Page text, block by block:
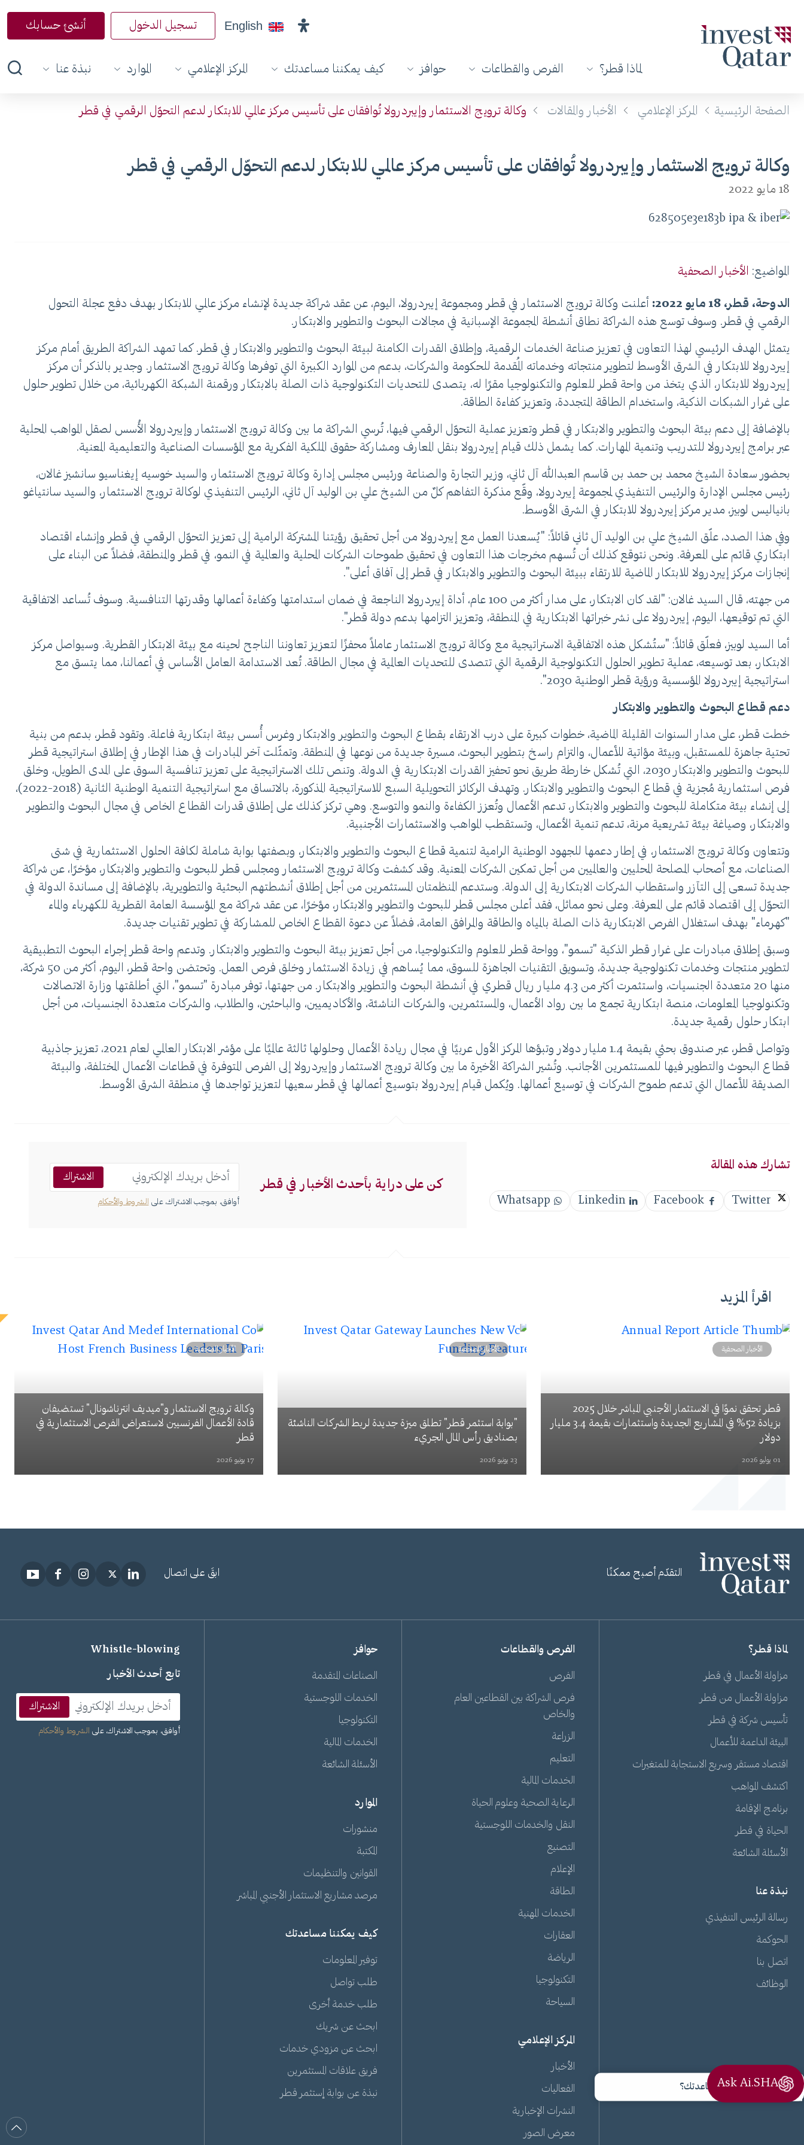
English تسجيل الدخول أنشئ حسابك
لماذا قطر؟ الفرص والقطاعات حوافز كيف يمكننا مساعدتك المركز الإعلامي الموارد نبذة عنا
الصفحة الرئيسية المركز الإعلامي الأخبار والمقالات وكالة ترويج الاستثمار وإيبردرولا تُوافقان على تأسيس مركز عالمي للابتكار لدعم التحوّل الرقمي في قطر
وكالة ترويج الاستثمار وإيبردرولا تُوافقان على تأسيس مركز عالمي للابتكار لدعم التحوّل الرقمي في قطر
18 مايو 2022
المواضيع: الأخبار الصحفية
الدوحة، قطر، 18 مايو 2022:
أعلنت وكالة ترويج الاستثمار في قطر ومجموعة إيبردرولا، اليوم، عن عقد شراكة جديدة لإنشاء مركز عالمي للابتكار بهدف دفع عجلة التحول
الرقمي في قطر. وسوف توسع هذه الشراكة نطاق أنشطة المجموعة الإسبانية في مجالات البحوث والتطوير والابتكار.
يتمثل الهدف الرئيسي لهذا التعاون في تعزيز صناعة الخدمات الرقمية، وإطلاق القدرات الكامنة لبيئة البحوث والتطوير والابتكار في قطر. كما تمهد الشراكة الطريق أمام مركز
إيبردرولا للابتكار في الشرق الأوسط لتطوير منتجاته وخدماته المُقدمة للحكومة والشركات، بدعم من الموارد الكبيرة التي توفرها وكالة ترويج الاستثمار. وجدير بالذكر أن مركز
إيبردرولا للابتكار، الذي يتخذ من واحة قطر للعلوم والتكنولوجيا مقرًا له، يتصدى للتحديات التكنولوجية ذات الصلة بالابتكار ورقمنة الشبكة الكهربائية، من خلال تطوير حلول
على غرار الشبكات الذكية، واستخدام الطاقة المتجددة، وتعزيز كفاءة الطاقة.
بالإضافة إلى دعم بيئة البحوث والتطوير والابتكار في قطر وتعزيز عملية التحوّل الرقمي فيها، تُرسي الشراكة ما بين وكالة ترويج الاستثمار وإيبردرولا الأُسس لصقل المواهب المحلية
عبر برامج إيبردرولا للتدريب وتنمية المهارات. كما يشمل ذلك قيام إيبردرولا بنقل المعارف ومشاركة حقوق الملكية الفكرية مع المؤسسات الصناعية والتعليمية المعنية.
بحضور سعادة الشيخ محمد بن حمد بن قاسم العبدالله آل ثاني، وزير التجارة والصناعة ورئيس مجلس إدارة وكالة ترويج الاستثمار، والسيد خوسيه إيغناسيو سانشيز غالان،
رئيس مجلس الإدارة والرئيس التنفيذي لمجموعة إيبردرولا، وقّع مذكرة التفاهم كلٌ من الشيخ علي بن الوليد آل ثاني، الرئيس التنفيذي لوكالة ترويج الاستثمار، والسيد سانتياغو
بانياليس لوبيز، مدير مركز إيبردرولا للابتكار في الشرق الأوسط.
وفي هذا الصدد، علّق الشيخ علي بن الوليد آل ثاني قائلاً: "يُسعدنا العمل مع إيبردرولا من أجل تحقيق رؤيتنا المشتركة الرامية إلى تعزيز التحوّل الرقمي في قطر وإنشاء اقتصاد
ابتكاري قائم على المعرفة. ونحن نتوقع كذلك أن تُسهم مخرجات هذا التعاون في تحقيق طموحات الشركات المحلية والعالمية في النمو، في قطر والمنطقة، فضلاً عن البناء على
إنجازات مركز إيبردرولا للابتكار الماضية للارتقاء ببيئة البحوث والتطوير والابتكار في قطر إلى آفاق أعلى".
من جهته، قال السيد غالان: "لقد كان الابتكار، على مدار أكثر من 100 عام، أداة إيبردرولا الناجعة في ضمان استدامتها وكفاءة أعمالها وقدرتها التنافسية. وسوف تُساعد الاتفاقية
التي تم توقيعها، اليوم، إيبردرولا على نشر خبراتها الابتكارية في المنطقة، وتعزيز التزامها بدعم دولة قطر".
أما السيد لوبيز، فعلّق قائلاً: "ستُشكل هذه الاتفاقية الاستراتيجية مع وكالة ترويج الاستثمار عاملاً محفزًا لتعزيز تعاوننا الناجح لحينه مع بيئة الابتكار القطرية. وسيواصل مركز
الابتكار، بعد توسيعه، عملية تطوير الحلول التكنولوجية الرقمية التي تتصدى للتحديات العالمية في مجال الطاقة. تُعد الاستدامة العامل الأساس في أعمالنا، مما يتسق مع
استراتيجية إيبردرولا المؤسسية ورؤية قطر الوطنية 2030".
دعم قطاع البحوث والتطوير والابتكار
خطت قطر، على مدار السنوات القليلة الماضية، خطوات كبيرة على درب الارتقاء بقطاع البحوث والتطوير والابتكار وغرس أُسس بيئة ابتكارية فاعلة. وتقود قطر، بدعم من بنية
تحتية جاهزة للمستقبل، وبيئة مؤاتية للأعمال، والتزام راسخ بتطوير البحوث، مسيرة جديدة من نوعها في المنطقة. وتمثّلت آخر المبادرات في هذا الإطار في إطلاق استراتيجية قطر
للبحوث والتطوير والابتكار 2030، التي تُشكل خارطة طريق نحو تحفيز القدرات الابتكارية في الدولة. وتنص تلك الاستراتيجية على تعزيز تنافسية السوق على المدى الطويل، وخلق
فرص استثمارية مُجزية في قطاع البحوث والتطوير والابتكار. وتهدف الركائز التحويلية السبع للاستراتيجية المذكورة، بالاتساق مع استراتيجية التنمية الوطنية الثانية (2018-2022)،
إلى إنشاء بيئة متكاملة للبحوث والتطوير والابتكار، تدعم الأعمال وتُعزز الكفاءة والنمو والتوسع. وهي تركز كذلك على إطلاق قدرات القطاع الخاص في مجال البحوث والتطوير
والابتكار، وصياغة بيئة تشريعية مرنة، تدعم تنمية الأعمال، وتستقطب المواهب والاستثمارات الأجنبية.
وتتعاون وكالة ترويج الاستثمار، في إطار دعمها للجهود الوطنية الرامية لتنمية قطاع البحوث والتطوير والابتكار، وبصفتها بوابة شاملة لكافة الحلول الاستثمارية في شتى
الصناعات، مع أصحاب المصلحة المحليين والعالميين من أجل تمكين الشركات المعنية. وقد كشفت وكالة ترويج الاستثمار ومجلس قطر للبحوث والتطوير والابتكار، مؤخرًا، عن شراكة
جديدة تسعى إلى التآزر واستقطاب الشركات الابتكارية إلى الدولة. وستدعم المنظمتان المستثمرين من أجل إطلاق أنشطتهم البحثية والتطويرية، بالإضافة إلى مساندة الدولة في
التحوّل إلى اقتصاد قائم على المعرفة. وعلى نحو مماثل، فقد أعلن مجلس قطر للبحوث والتطوير والابتكار، مؤخرًا، عن عقد شراكة مع المؤسسة العامة القطرية للكهرباء والماء
"كهرماء" بهدف استغلال الفرص الابتكارية ذات الصلة بالمياه والطاقة والمرافق العامة، فضلاً عن دعوة القطاع الخاص للمشاركة في تطوير تقنيات جديدة.
وسبق إطلاق مبادرات على غرار قطر الذكية "تسمو"، وواحة قطر للعلوم والتكنولوجيا، من أجل تعزيز بيئة البحوث والتطوير والابتكار. وتدعم واحة قطر إجراء البحوث التطبيقية
لتطوير منتجات وخدمات تكنولوجية جديدة، وتسويق التقنيات الجاهزة للسوق، مما يُساهم في زيادة الاستثمار وخلق فرص العمل. وتحتضن واحة قطر، اليوم، أكثر من 50 شركة،
منها 20 متعددة الجنسيات، واستثمرت أكثر من 4.3 مليار ريال قطري في أنشطة البحوث والتطوير والابتكار. من جهتها، توفر مبادرة "تسمو"، التي أطلقتها وزارة الاتصالات
وتكنولوجيا المعلومات، منصة ابتكارية تجمع ما بين رواد الأعمال، والمستثمرين، والشركات الناشئة، والأكاديميين، والباحثين، والطلاب، والشركات متعددة الجنسيات، من أجل
ابتكار حلول رقمية جديدة.
وتواصل قطر، عبر صندوق بحثي بقيمة 1.4 مليار دولار وتبؤها المركز الأول عربيًا في مجال ريادة الأعمال وحلولها ثالثة عالميًا على مؤشر الابتكار العالمي لعام 2021، تعزيز جاذبية
قطاع البحوث والتطوير فيها للمستثمرين الأجانب. وتُشير الشراكة الأخيرة ما بين وكالة ترويج الاستثمار وإيبردرولا إلى الفرص المتوفرة في قطاعات الأعمال المختلفة، والبيئة
الصديقة للأعمال التي تدعم طموح الشركات في توسيع أعمالها. ويُكمل قيام إيبردرولا بتوسيع أعمالها في قطر سعيها لتعزيز تواجدها في منطقة الشرق الأوسط.
تشارك هذه المقالة
Twitter
Facebook
Linkedin
Whatsapp
كن على دراية بأحدث الأخبار في قطر
الاشتراك
أوافق، بموجب الاشتراك، على الشروط والأحكام
اقرأ المزيد
الأخبار الصحفية
قطر تحقق نموًا في الاستثمار الأجنبي المباشر خلال 2025
بزيادة 52% في المشاريع الجديدة واستثمارات بقيمة 3.4 مليار
دولار
01 يوليو 2026
الأخبار الصحفية
"بوابة استثمر قطر" تطلق ميزة جديدة لربط الشركات الناشئة
بصناديق رأس المال الجريء
23 يونيو 2026
الأخبار الصحفية
وكالة ترويج الاستثمار و"ميديف انترناشونال" تستضيفان
قادة الأعمال الفرنسيين لاستعراض الفرص الاستثمارية في
قطر
17 يونيو 2026
مرحبًا، كيف يمكنني مساعدتك؟
Ask Ai.SHA
التقدّم أصبح ممكنًا ابقَ على اتصال
لماذا قطر؟
مزاولة الأعمال في قطر
مزاولة الأعمال من قطر
تأسيس شركة في قطر
البيئة الداعمة للأعمال
اقتصاد مستقر وسريع الاستجابة للمتغيرات
اكتشف المواهب
برنامج الإقامة
الحياة في قطر
الأسئلة الشائعة
نبذة عنا
رسالة الرئيس التنفيذي
الحوكمة
اتصل بنا
الوظائف
الفرص والقطاعات
الفرص
فرص الشراكة بين القطاعين العام
والخاص
الزراعة
التعليم
الخدمات المالية
الرعاية الصحية وعلوم الحياة
النقل والخدمات اللوجستية
التصنيع
الإعلام
الطاقة
الخدمات المهنية
العقارات
الرياضة
التكنولوجيا
السياحة
المركز الإعلامي
الأخبار
الفعاليات
النشرات الإخبارية
معرض الصور
حوافز
الصناعات المتقدمة
الخدمات اللوجستية
التكنولوجيا
الخدمات المالية
الأسئلة الشائعة
الموارد
منشورات
المكتبة
القوانين والتنظيمات
مرصد مشاريع الاستثمار الأجنبي المباشر
كيف يمكننا مساعدتك
توفير المعلومات
طلب تواصل
طلب خدمة أخرى
ابحث عن شريك
ابحث عن مزودي خدمات
فريق علاقات المستثمرين
نبذة عن بوابة إستثمر قطر
Whistle-blowing
تابع أحدث الأخبار
الاشتراك
أوافق، بموجب الاشتراك، على الشروط والأحكام